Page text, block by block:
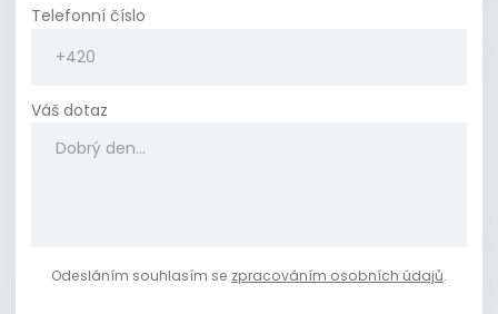
Telefonní číslo
Váš dotaz
Odesláním souhlasím se zpracováním osobních údajů.